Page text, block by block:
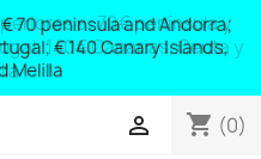
70 peninsula and Andorra;
€ 140 Canary Islands,
Melilla
shopping_cart (0)
